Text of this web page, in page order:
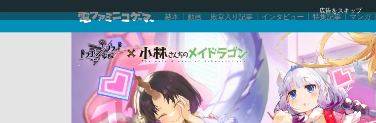
広告をスキップ
赫本 動画 殿堂入り記事 インタビュー 特集記事 マンガ